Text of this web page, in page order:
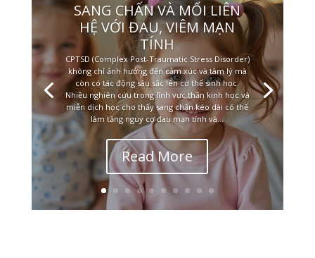
SANG CHẤN VÀ MỐI LIÊN
HỆ VỚI ĐAU, VIÊM MẠN
TÍNH
CPTSD (Complex Post-Traumatic Stress Disorder)
không chỉ ảnh hưởng đến cảm xúc và tâm lý mà
còn có tác động sâu sắc lên cơ thể sinh học.
Nhiều nghiên cứu trong lĩnh vực thần kinh học và
miễn dịch học cho thấy sang chấn kéo dài có thể
làm tăng nguy cơ đau mạn tính và...
Read More